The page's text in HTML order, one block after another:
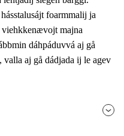
foarmmalij ja
majna
dáhpáduvvá aj gå
valla aj gå dádjada ij le agev